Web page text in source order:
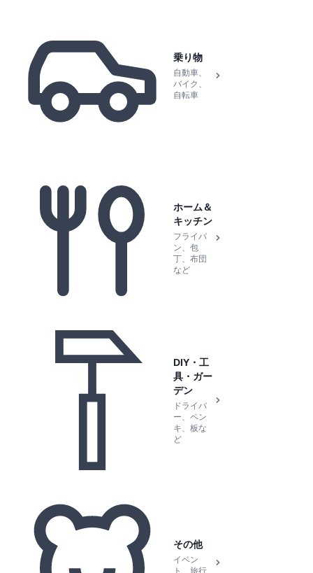
乗り物
自動車、
バイク、
自転車
ホーム＆
キッチン
フライパ
ン、包
丁、布団
など
DIY・工
具・ガー
デン
ドライバ
ー、ペン
キ、板な
ど
その他
イベン